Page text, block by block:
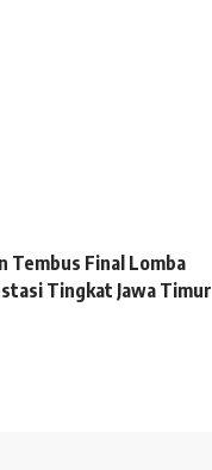
Tembus Final Lomba
Tingkat Jawa Timur